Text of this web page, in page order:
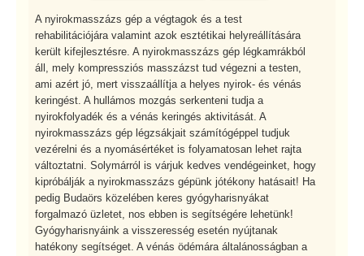
A nyirokmasszázs gép a végtagok és a test
rehabilitációjára valamint azok esztétikai helyreállítására
került kifejlesztésre. A nyirokmasszázs gép légkamrákból
áll, mely kompressziós masszázst tud végezni a testen,
ami azért jó, mert visszaállítja a helyes nyirok- és vénás
keringést. A hullámos mozgás serkenteni tudja a
nyirokfolyadék és a vénás keringés aktivitását. A
nyirokmasszázs gép légzsákjait számítógéppel tudjuk
vezérelni és a nyomásértéket is folyamatosan lehet rajta
változtatni. Solymárról is várjuk kedves vendégeinket, hogy
kipróbálják a nyirokmasszázs gépünk jótékony hatásait! Ha
pedig Budaörs közelében keres gyógyharisnyákat
forgalmazó üzletet, nos ebben is segítségére lehetünk!
Gyógyharisnyáink a visszeresség esetén nyújtanak
hatékony segítséget. A vénás ödémára általánosságban a